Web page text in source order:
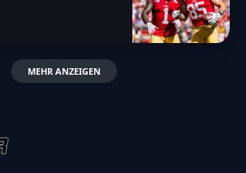
MEHR ANZEIGEN